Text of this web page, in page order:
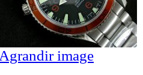
Agrandir image